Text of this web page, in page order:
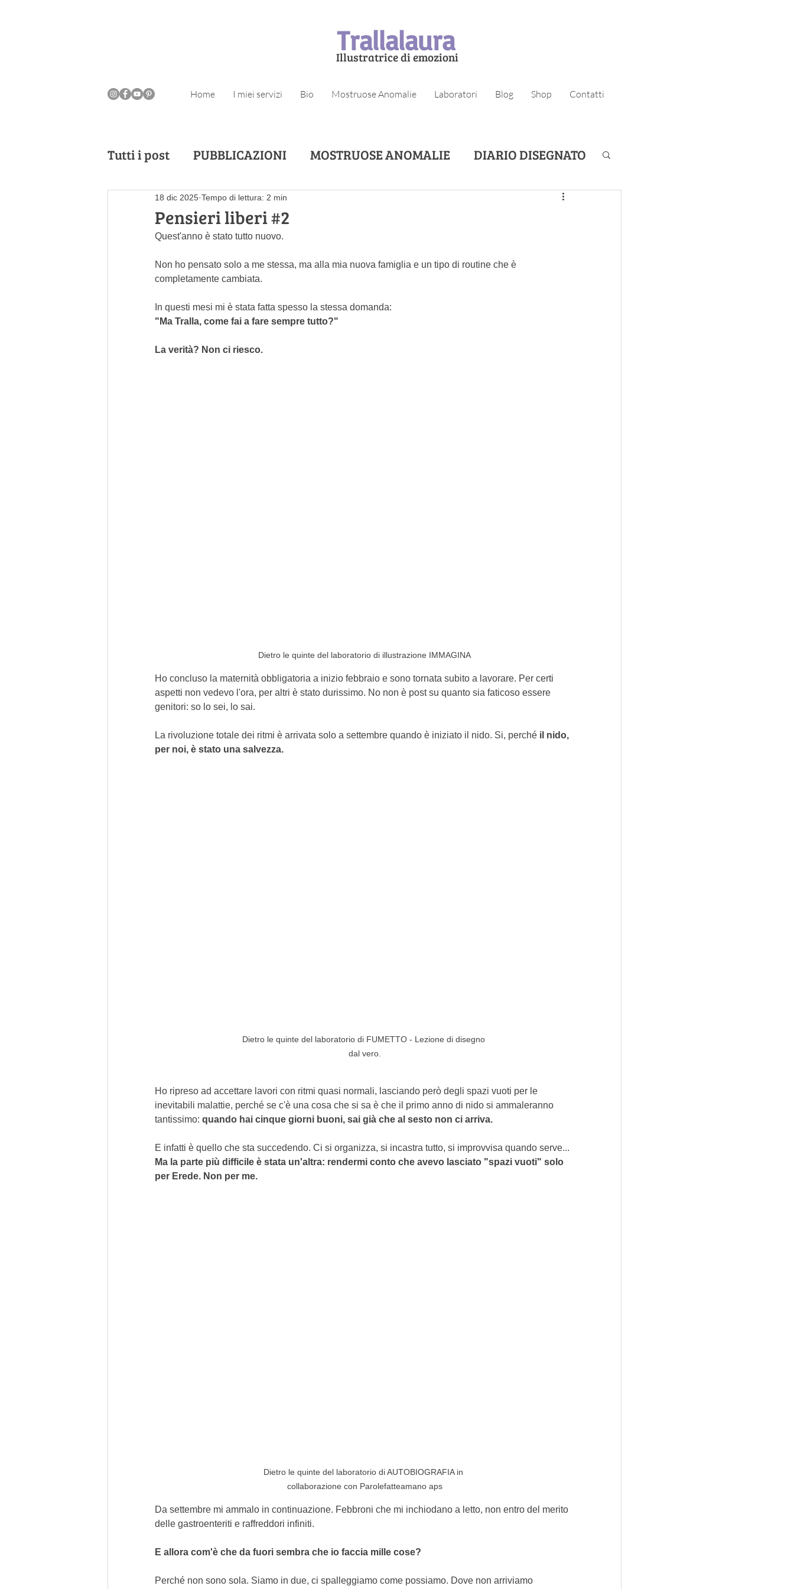
Trallalaura
Illustratrice di emozioni
Home I miei servizi Bio Mostruose Anomalie Laboratori Blog Shop Contatti
Tutti i post PUBBLICAZIONI MOSTRUOSE ANOMALIE DIARIO DISEGNATO
LABORATORI
Pensieri liberi #2
18 dic 2025 Tempo di lettura: 2 min
Quest'anno è stato tutto nuovo.
Non ho pensato solo a me stessa, ma alla mia nuova famiglia e un tipo di routine che è
completamente cambiata.
In questi mesi mi è stata fatta spesso la stessa domanda:
"Ma Tralla, come fai a fare sempre tutto?"
La verità? Non ci riesco.
Dietro le quinte del laboratorio di illustrazione IMMAGINA
Ho concluso la maternità obbligatoria a inizio febbraio e sono tornata subito a lavorare. Per certi
aspetti non vedevo l'ora, per altri è stato durissimo. No non è post su quanto sia faticoso essere
genitori: so lo sei, lo sai.
La rivoluzione totale dei ritmi è arrivata solo a settembre quando è iniziato il nido. Si, perché il nido,
per noi, è stato una salvezza.
Dietro le quinte del laboratorio di FUMETTO - Lezione di disegno
dal vero.
Ho ripreso ad accettare lavori con ritmi quasi normali, lasciando però degli spazi vuoti per le
inevitabili malattie, perché se c'è una cosa che si sa è che il primo anno di nido si ammaleranno
tantissimo: quando hai cinque giorni buoni, sai già che al sesto non ci arriva.
E infatti è quello che sta succedendo. Ci si organizza, si incastra tutto, si improvvisa quando serve...
Ma la parte più difficile è stata un'altra: rendermi conto che avevo lasciato "spazi vuoti" solo
per Erede. Non per me.
Dietro le quinte del laboratorio di AUTOBIOGRAFIA in
collaborazione con Parolefatteamano aps
Da settembre mi ammalo in continuazione. Febbroni che mi inchiodano a letto, non entro del merito
delle gastroenteriti e raffreddori infiniti.
E allora com'è che da fuori sembra che io faccia mille cose?
Perché non sono sola. Siamo in due, ci spalleggiamo come possiamo. Dove non arriviamo